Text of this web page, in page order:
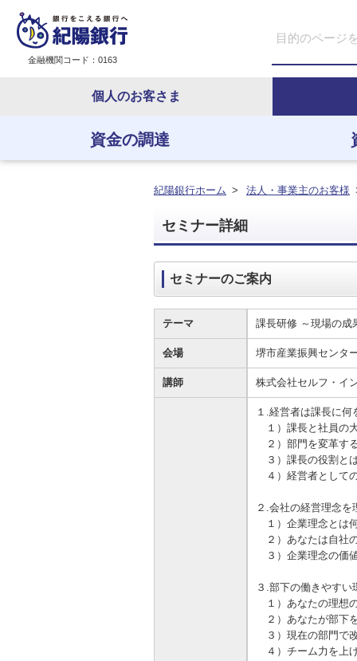
金融機関コード：0163
個人のお客さま
資金の調達
資金の調達
資金の調達
お客さまのさまざまな資金ニーズに応
じたご提案をさせていただきます。
資金の運用
資金の運用
資金の運用に必要な商品、定期預金、
投資信託などをご紹介します。
経営・事業支援
経営・事業支援
法人・事業主のお客さまへ情報のご提
供や課題解決のご支援をいたします。
ＥＢサービス
ＥＢサービス
その他各種サービスをご紹介します。
紀陽銀行ホーム > 法人・事業主のお客様
セミナー詳細
セミナーのご案内
テーマ 課長研修 ～現場の成
会場 堺市産業振興セン
講師 株式会社セルフ・イ
１.経営者は課長に何
１）課長と社員の
２）部門を変革す
３）課長の役割と
４）経営者として
２.会社の経営理念を
１）企業理念とは
２）あなたは自社
３）企業理念の価
３.部下の働きやすい
１）あなたの理想
２）あなたが部下
３）現在の部門で
４）チーム力を上